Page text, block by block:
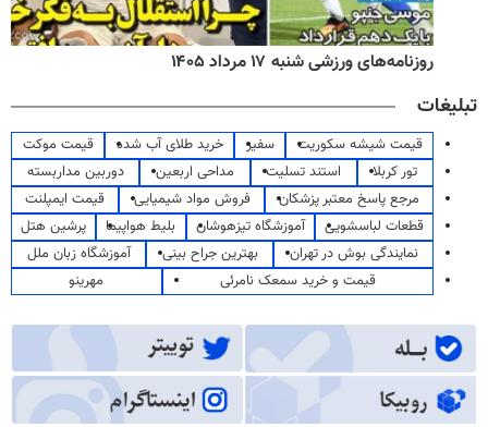
روزنامه‌های ورزشی شنبه ۱۷ مرداد ۱۴۰۵
تبلیغات
قیمت شیشه سکوریت سفیر خرید طلای آب شده
قیمت موکت
تور کربلا
استند تسلیت مداحی اربعین
دوربین مداربسته
مرجع پاسخ معتبر پزشکان
فروش مواد شیمیایی
قیمت ایمپلنت
قطعات لباسشویی
آموزشگاه تیزهوشان بلیط هواپیما
پرشین هتل
نمایندگی بوش در تهران
بهترین جراح بینی
آموزشگاه زبان ملل
قیمت و خرید سمعک نامرئی
مهرینو